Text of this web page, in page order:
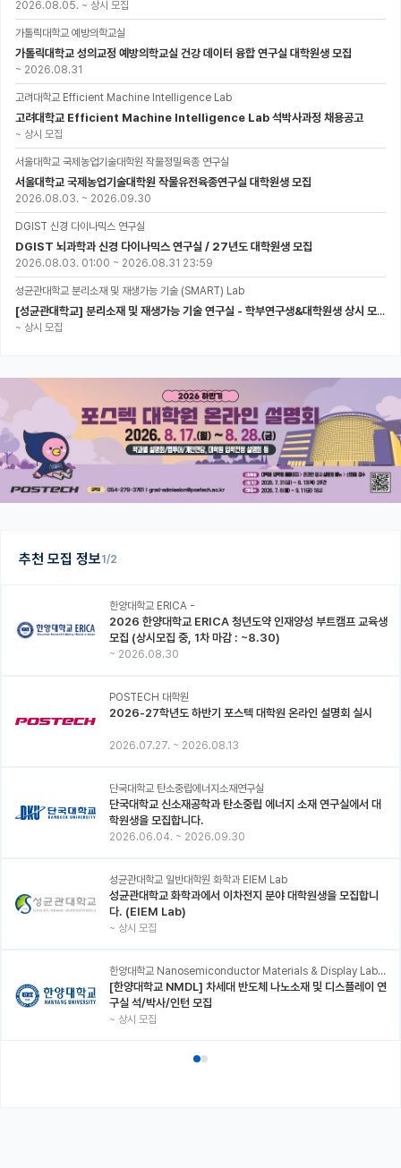
추천 모집 정보1/2
한양대학교 ERICA -
2026 한양대학교 ERICA 청년도약 인재양성 부트캠프 교육생
모집 (상시모집 중, 1차 마감 : ~8.30)
~ 2026.08.30
POSTECH 대학원
2026-27학년도 하반기 포스텍 대학원 온라인 설명회 실시
2026.07.27. ~ 2026.08.13
단국대학교 탄소중립에너지소재연구실
단국대학교 신소재공학과 탄소중립 에너지 소재 연구실에서 대
학원생을 모집합니다.
2026.06.04. ~ 2026.09.30
성균관대학교 일반대학원 화학과 EIEM Lab
성균관대학교 화학과에서 이차전지 분야 대학원생을 모집합니
다. (EIEM Lab)
~ 상시 모집
한양대학교 Nanosemiconductor Materials & Display Laboratory
[한양대학교 NMDL] 차세대 반도체 나노소재 및 디스플레이 연
구실 석/박사/인턴 모집
~ 상시 모집
2026.08.05. ~ 상시 모집
가톨릭대학교 예방의학교실
가톨릭대학교 성의교정 예방의학교실 건강 데이터 융합 연구실 대학원생 모집
~ 2026.08.31
고려대학교 Efficient Machine Intelligence Lab
고려대학교 Efficient Machine Intelligence Lab 석박사과정 채용공고
~ 상시 모집
서울대학교 국제농업기술대학원 작물정밀육종 연구실
서울대학교 국제농업기술대학원 작물유전육종연구실 대학원생 모집
2026.08.03. ~ 2026.09.30
DGIST 신경 다이나믹스 연구실
DGIST 뇌과학과 신경 다이나믹스 연구실 / 27년도 대학원생 모집
2026.08.03. 01:00 ~ 2026.08.31 23:59
성균관대학교 분리소재 및 재생가능 기술 (SMART) Lab
[성균관대학교] 분리소재 및 재생가능 기술 연구실 - 학부연구생&대학원생 상시 모집 (미래에너지공학과)
~ 상시 모집